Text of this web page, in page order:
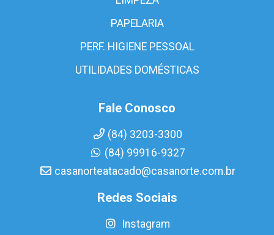
PAPELARIA
PERF. HIGIENE PESSOAL
UTILIDADES DOMÉSTICAS
Fale Conosco
(84) 3203-3300
(84) 99916-9327
casanorteatacado@casanorte.com.br
Redes Sociais
Instagram